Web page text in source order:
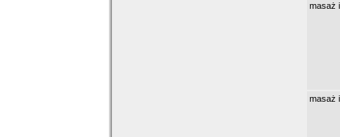
masaż
masaż